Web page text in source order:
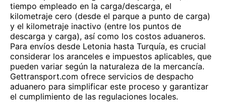
tiempo empleado en la carga/descarga, el
kilometraje cero (desde el parque a punto de carga)
y el kilometraje inactivo (entre los puntos de
descarga y carga), así como los costos aduaneros.
Para envíos desde Letonia hasta Turquía, es crucial
considerar los aranceles e impuestos aplicables, que
pueden variar según la naturaleza de la mercancía.
Gettransport.com ofrece servicios de despacho
aduanero para simplificar este proceso y garantizar
el cumplimiento de las regulaciones locales.